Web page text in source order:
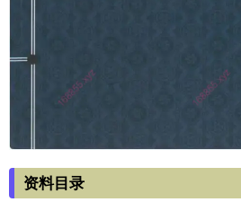
资料目录